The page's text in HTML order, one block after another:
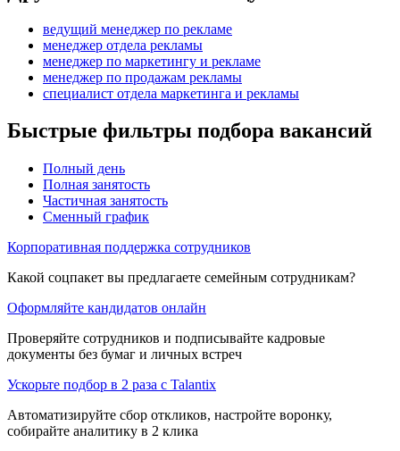
ведущий менеджер по рекламе
менеджер отдела рекламы
менеджер по маркетингу и рекламе
менеджер по продажам рекламы
специалист отдела маркетинга и рекламы
Быстрые фильтры подбора вакансий
Полный день
Полная занятость
Частичная занятость
Сменный график
Корпоративная поддержка сотрудников
Какой соцпакет вы предлагаете семейным сотрудникам?
Оформляйте кандидатов онлайн
Проверяйте сотрудников и подписывайте кадровые
документы без бумаг и личных встреч
Ускорьте подбор в 2 раза с Talantix
Автоматизируйте сбор откликов, настройте воронку,
собирайте аналитику в 2 клика